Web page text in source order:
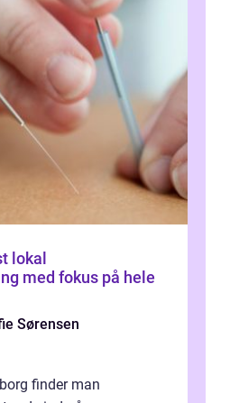
med fokus på hele
Sørensen
finder man